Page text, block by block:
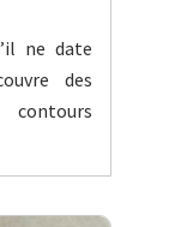
ne date
des